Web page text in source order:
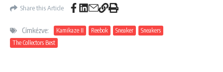
Share this Article
Címkézve: Kamikaze II Reebok Sneaker
Sneakers
The Collectors Best